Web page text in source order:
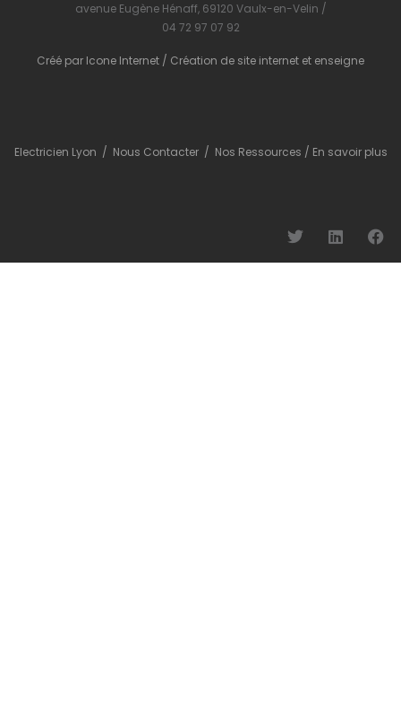
avenue Eugène Hénaff, 69120 Vaulx-en-Velin /
04 72 97 07 92
Créé par Icone Internet / Création de site internet et enseigne
Electricien Lyon / Nous Contacter/ Nos Ressources / En savoir plus